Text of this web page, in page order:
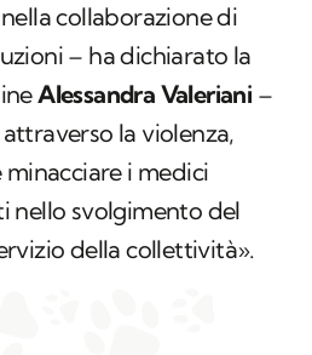
collaborazione di
– ha dichiarato la
Alessandra Valeriani –
la violenza,
i medici
nello svolgimento del
della collettività».